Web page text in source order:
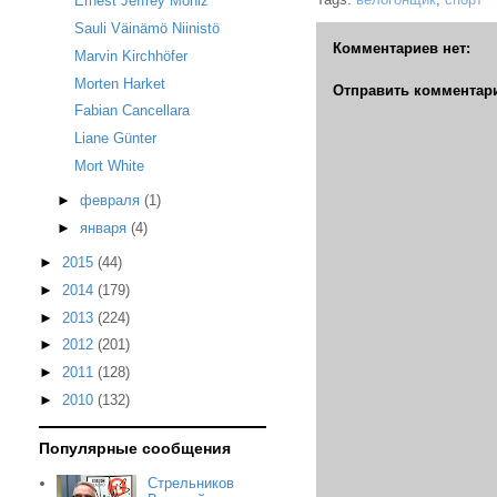
Комментариев нет:
Отправить
Sauli Väinämö Niinistö
Marvin Kirchhöfer
Morten Harket
Fabian Cancellara
Liane Günter
Mort White
► февраля (1)
► января (4)
► 2015 (44)
► 2014 (179)
► 2013 (224)
► 2012 (201)
► 2011 (128)
► 2010 (132)
Популярные сообщения
Стрельников